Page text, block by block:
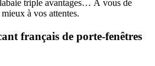
triple avantages… À vous de
à vos attentes.
français de porte-fenêtres